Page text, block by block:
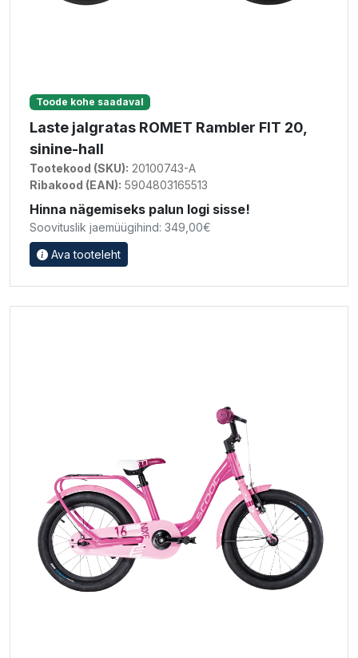
Toode kohe saadaval
Laste jalgratas ROMET Rambler FIT 20,
sinine-hall
Tootekood (SKU): 20100743-A
Ribakood (EAN): 5904803165513
Hinna nägemiseks palun logi sisse!
Soovituslik jaemüügihind: 349,00€
Ava tooteleht